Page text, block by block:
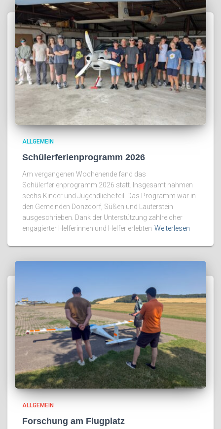
ALLGEMEIN
Schülerferienprogramm 2026
Am vergangenen Wochenende fand das
Schülerferienprogramm 2026 statt. Insgesamt nahmen
sechs Kinder und Jugendliche teil. Das Programm war in
den Gemeinden Donzdorf, Süßen und Lauterstein
ausgeschrieben. Dank der Unterstützung zahlreicher
engagierter Helferinnen und Helfer erlebten Weiterlesen
ALLGEMEIN
Forschung am Flugplatz